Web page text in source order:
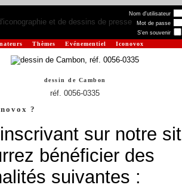
Nom d'utilisateur
Mot de passe
S'en souvenir
Thèmes Evénementiel Iconovox
dessin de Cambon
réf. 0056-0335
?
sur notre
bénéficier des
suivantes :